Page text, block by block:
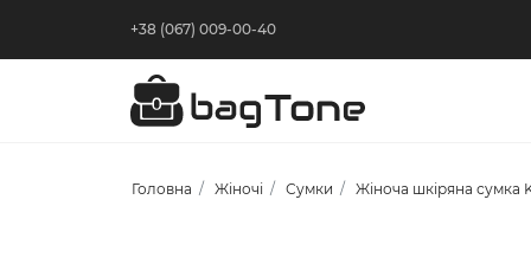
+38 (067) 009-00-40
Головна Жіночі Сумки Жіноча шкіряна сумка